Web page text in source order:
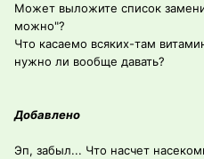
Может выложите список
можно"?
Что касаемо всяких-там
нужно ли вообще давать?
Добавлено
Эп, забыл... Что насчет